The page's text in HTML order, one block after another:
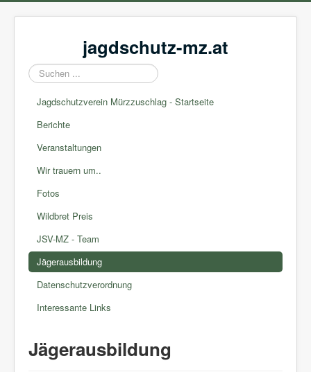
jagdschutz-mz.at
Suchen
...
Jagdschutzverein Mürzzuschlag - Startseite
Berichte
Veranstaltungen
Wir trauern um..
Fotos
Wildbret Preis
JSV-MZ - Team
Jägerausbildung
Datenschutzverordnung
Interessante Links
Jägerausbildung